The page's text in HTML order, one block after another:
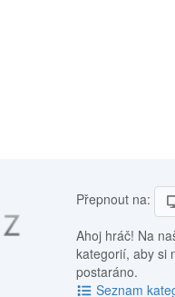
Přepnout na:
Ahoj hráč! Na
kategorií, aby si
postaráno.
Seznam